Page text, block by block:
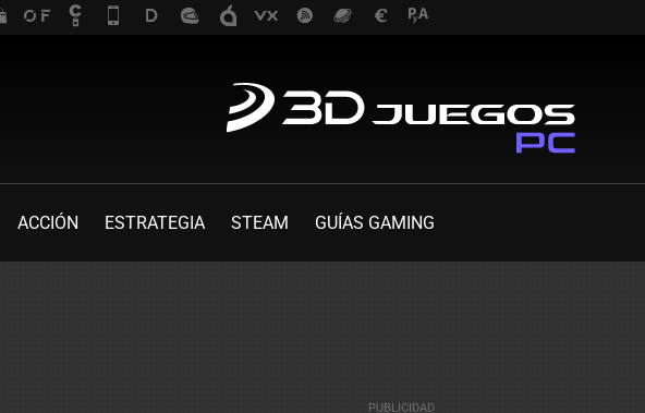
ACCIÓN ESTRATEGIA STEAM GUÍAS GAMING